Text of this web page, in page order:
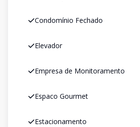
Condomínio Fechado
Elevador
Empresa de Monitoramento
Espaco Gourmet
Estacionamento